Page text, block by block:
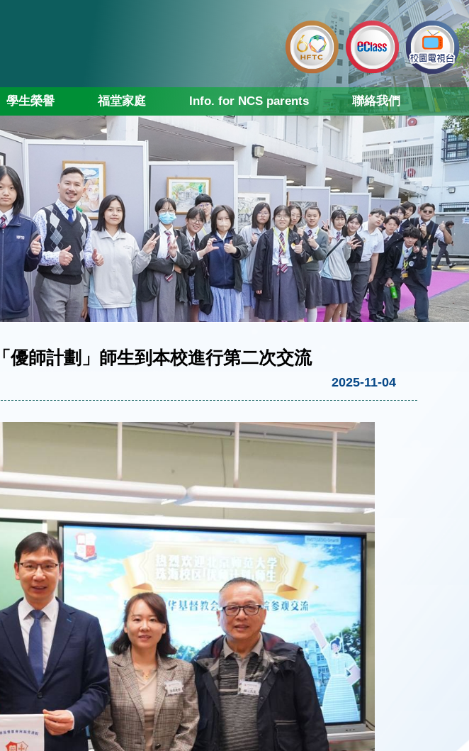
學生榮譽 福堂家庭 Info. for NCS parents 聯絡我們
優師計劃」師生到本校進行第二次交流
2025-11-04